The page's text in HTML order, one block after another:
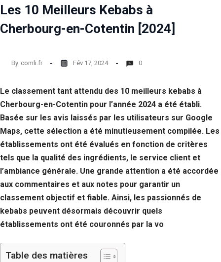
Les 10 Meilleurs Kebabs à
Cherbourg-en-Cotentin [2024]
By comli.fr Fév 17, 2024 0
Le classement tant attendu des 10 meilleurs kebabs à
Cherbourg-en-Cotentin pour l’année 2024 a été établi.
Basée sur les avis laissés par les utilisateurs sur Google
Maps, cette sélection a été minutieusement compilée. Les
établissements ont été évalués en fonction de critères
tels que la qualité des ingrédients, le service client et
l’ambiance générale. Une grande attention a été accordée
aux commentaires et aux notes pour garantir un
classement objectif et fiable. Ainsi, les passionnés de
kebabs peuvent désormais découvrir quels
établissements ont été couronnés par la vo
Table des matières